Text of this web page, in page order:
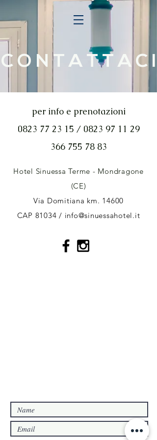
C O N T A T T A C I
per info e prenotazioni
0823 77 23 15 / 0823 97 11 29
366 755 78 83
Hotel Sinuessa Terme - Mondragone
(CE)
Via Domitiana km. 14600
CAP 81034 / info@sinuessahotel.it